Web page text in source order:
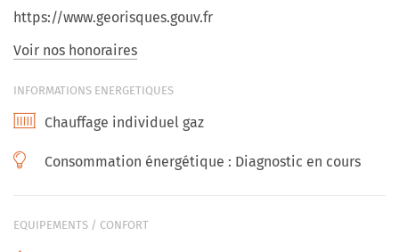
https://www.georisques.gouv.fr
Voir nos honoraires
INFORMATIONS ENERGETIQUES
Chauffage individuel gaz
Consommation énergétique : Diagnostic en cours
EQUIPEMENTS / CONFORT